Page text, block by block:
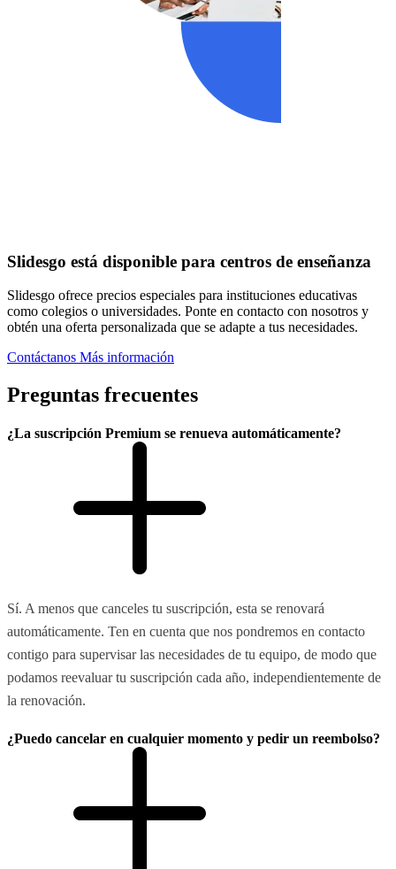
Slidesgo está disponible para centros de enseñanza
Slidesgo ofrece precios especiales para instituciones educativas
como colegios o universidades. Ponte en contacto con nosotros y
obtén una oferta personalizada que se adapte a tus necesidades.
Contáctanos Más información
Preguntas frecuentes
¿La suscripción Premium se renueva automáticamente?
Sí. A menos que canceles tu suscripción, esta se renovará
automáticamente. Ten en cuenta que nos pondremos en contacto
contigo para supervisar las necesidades de tu equipo, de modo que
podamos reevaluar tu suscripción cada año, independientemente de
la renovación.
¿Puedo cancelar en cualquier momento y pedir un reembolso?